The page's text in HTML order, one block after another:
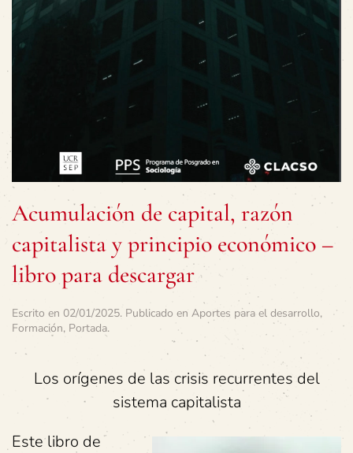
Acumulación de capital, razón
capitalista y principio económico –
libro para descargar
Escrito en 02/01/2025. Publicado en Aportes para el desarrollo,
Formación, Portada.
Los orígenes de las crisis recurrentes del
sistema capitalista
Este libro de